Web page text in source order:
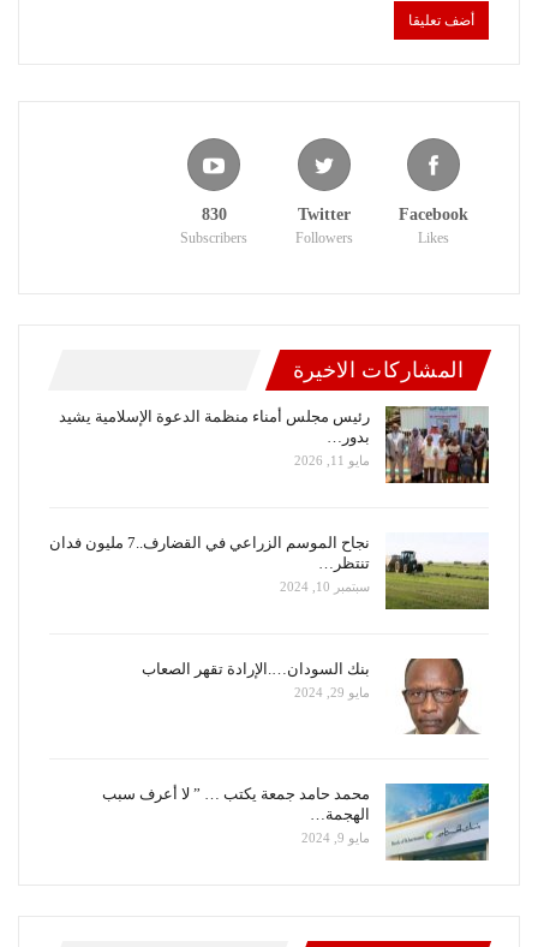
Facebook
Likes
Twitter
Followers
830
Subscribers
المشاركات الاخيرة
رئيس مجلس أمناء منظمة الدعوة الإسلامية يشيد
بدور…
مايو 11, 2026
نجاح الموسم الزراعي في القضارف..7 مليون فدان
تنتظر…
سبتمبر 10, 2024
بنك السودان….الإرادة تقهر الصعاب
مايو 29, 2024
محمد حامد جمعة يكتب … ” لا أعرف سبب
الهجمة…
مايو 9, 2024